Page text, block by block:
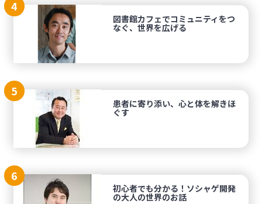
4
図書館カフェでコミュニティをつ
なぐ、世界を広げる
5
患者に寄り添い、心と体を解きほ
ぐす
6
初心者でも分かる！ソシャゲ開発
の大人の世界のお話